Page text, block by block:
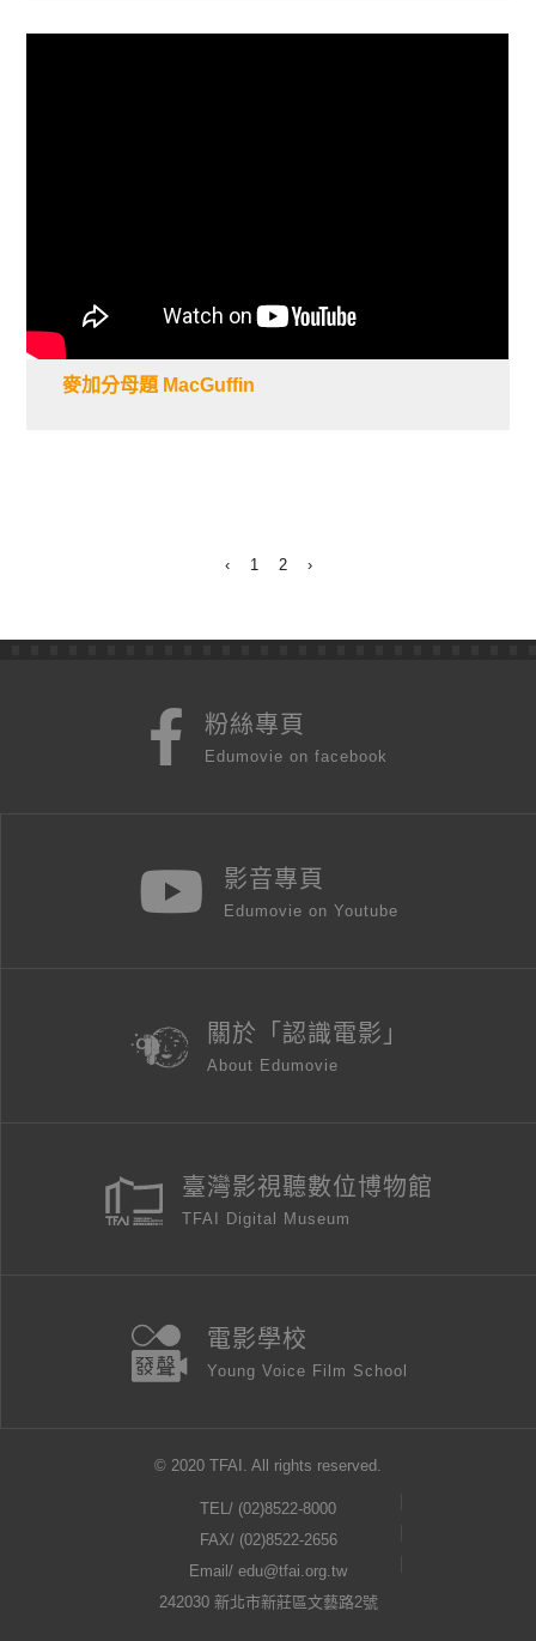
麥加分母題 MacGuffin
‹ 1 2 ›
粉絲專頁
Edumovie on facebook
影音專頁
Edumovie on Youtube
關於「認識電影」
About Edumovie
臺灣影視聽數位博物館
TFAI Digital Museum
電影學校
Young Voice Film School
© 2020 TFAI. All rights reserved.
TEL/ (02)8522-8000
FAX/ (02)8522-2656
Email/ edu@tfai.org.tw
242030 新北市新莊區文藝路2號